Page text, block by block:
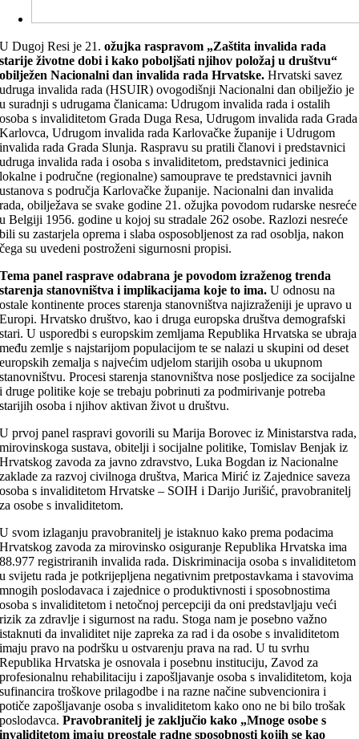
U Dugoj Resi je 21.ožujka raspravom „Zaštita invalida rada
starije životne dobi i kako poboljšati njihov položaj u društvu“
obilježen Nacionalni dan invalida rada Hrvatske. Hrvatski savez
udruga invalida rada (HSUIR) ovogodišnji Nacionalni dan obilježio je
u suradnji s udrugama članicama: Udrugom invalida rada i ostalih
osoba s invaliditetom Grada Duga Resa, Udrugom invalida rada Grada
Karlovca, Udrugom invalida rada Karlovačke županije i Udrugom
invalida rada Grada Slunja. Raspravu su pratili članovi i predstavnici
udruga invalida rada i osoba s invaliditetom, predstavnici jedinica
lokalne i područne (regionalne) samouprave te predstavnici javnih
ustanova s područja Karlovačke županije. Nacionalni dan invalida
rada, obilježava se svake godine 21. ožujka povodom rudarske nesreće
u Belgiji 1956. godine u kojoj su stradale 262 osobe. Razlozi nesreće
bili su zastarjela oprema i slaba osposobljenost za rad osoblja, nakon
čega su uvedeni postroženi sigurnosni propisi.
Tema panel rasprave odabrana je povodom izraženog trenda
starenja stanovništva i implikacijama koje to ima. U odnosu na
ostale kontinente proces starenja stanovništva najizraženiji je upravo u
Europi. Hrvatsko društvo, kao i druga europska društva demografski
stari. U usporedbi s europskim zemljama Republika Hrvatska se ubraja
među zemlje s najstarijom populacijom te se nalazi u skupini od deset
europskih zemalja s najvećim udjelom starijih osoba u ukupnom
stanovništvu. Procesi starenja stanovništva nose posljedice za socijalne
i druge politike koje se trebaju pobrinuti za podmirivanje potreba
starijih osoba i njihov aktivan život u društvu.
U prvoj panel raspravi govorili su Marija Borovec iz Ministarstva rada,
mirovinskoga sustava, obitelji i socijalne politike, Tomislav Benjak iz
Hrvatskog zavoda za javno zdravstvo, Luka Bogdan iz Nacionalne
zaklade za razvoj civilnoga društva, Marica Mirić iz Zajednice saveza
osoba s invaliditetom Hrvatske – SOIH i Darijo Jurišić, pravobranitelj
za osobe s invaliditetom.
U svom izlaganju pravobranitelj je istaknuo kako prema podacima
Hrvatskog zavoda za mirovinsko osiguranje Republika Hrvatska ima
88.977 registriranih invalida rada. Diskriminacija osoba s invaliditetom
u svijetu rada je potkrijepljena negativnim pretpostavkama i stavovima
mnogih poslodavaca i zajednice o produktivnosti i sposobnostima
osoba s invaliditetom i netočnoj percepciji da oni predstavljaju veći
rizik za zdravlje i sigurnost na radu. Stoga nam je posebno važno
istaknuti da invaliditet nije zapreka za rad i da osobe s invaliditetom
imaju pravo na podršku u ostvarenju prava na rad. U tu svrhu
Republika Hrvatska je osnovala i posebnu instituciju, Zavod za
profesionalnu rehabilitaciju i zapošljavanje osoba s invaliditetom, koja
sufinancira troškove prilagodbe i na razne načine subvencionira i
potiče zapošljavanje osoba s invaliditetom kako ono ne bi bilo trošak
poslodavca.Pravobranitelj je zaključio kako „Mnoge osobe s
invaliditetom imaju preostale radne sposobnosti kojih se kao